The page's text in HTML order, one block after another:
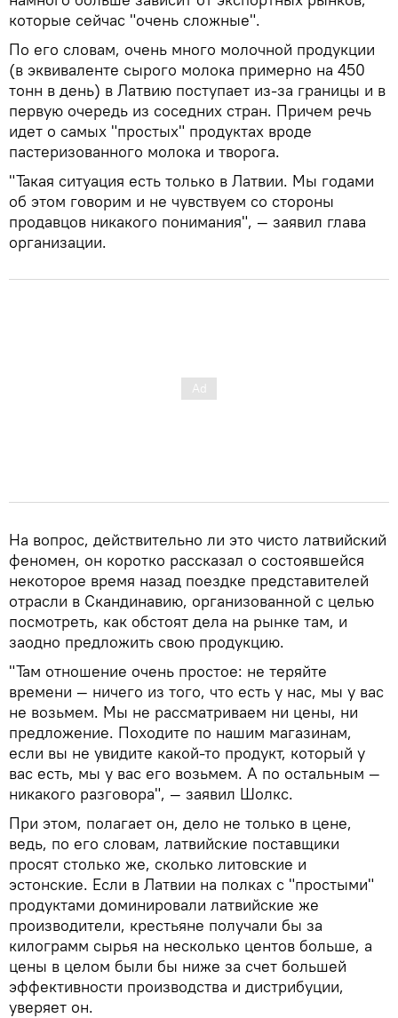
которые сейчас "очень сложные".
По его словам, очень много молочной продукции
(в эквиваленте сырого молока примерно на 450
тонн в день) в Латвию поступает из-за границы и в
первую очередь из соседних стран. Причем речь
идет о самых "простых" продуктах вроде
пастеризованного молока и творога.
"Такая ситуация есть только в Латвии. Мы годами
об этом говорим и не чувствуем со стороны
продавцов никакого понимания", — заявил глава
организации.
На вопрос, действительно ли это чисто латвийский
феномен, он коротко рассказал о состоявшейся
некоторое время назад поездке представителей
отрасли в Скандинавию, организованной с целью
посмотреть, как обстоят дела на рынке там, и
заодно предложить свою продукцию.
"Там отношение очень простое: не теряйте
времени — ничего из того, что есть у нас, мы у вас
не возьмем. Мы не рассматриваем ни цены, ни
предложение. Походите по нашим магазинам,
если вы не увидите какой-то продукт, который у
вас есть, мы у вас его возьмем. А по остальным —
никакого разговора", — заявил Шолкс.
При этом, полагает он, дело не только в цене,
ведь, по его словам, латвийские поставщики
просят столько же, сколько литовские и
эстонские. Если в Латвии на полках с "простыми"
продуктами доминировали латвийские же
производители, крестьяне получали бы за
килограмм сырья на несколько центов больше, а
цены в целом были бы ниже за счет большей
эффективности производства и дистрибуции,
уверяет он.